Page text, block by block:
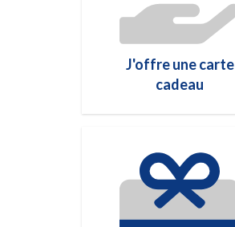
J'offre une carte
cadeau